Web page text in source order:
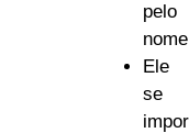
pelo
Ele
se